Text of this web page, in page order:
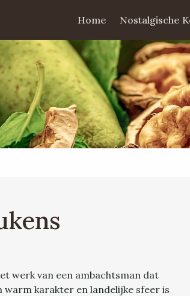
Home Nostalgische
werk van een ambachtsman dat
warm karakter en landelijke sfeer is